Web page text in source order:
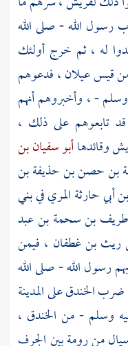
رسول الله - صلى الله
له ، ثم خرج أولئك
قيس عيلان ،فدعوهم
- ، وأخبروهم أنهم
تابعوهم على ذلك ،
وقائدهاأبو سفيان بن
بن حصن بن حذيفة بن
حارثة المريفيبني
طريف بن سحمة بن عبد
ريث بن غطفان ، فيمن
رسول الله - صلى الله
ضربالخندقعلىالمدينة
وسلم - من الخندق ،
من رومةبينالجرف